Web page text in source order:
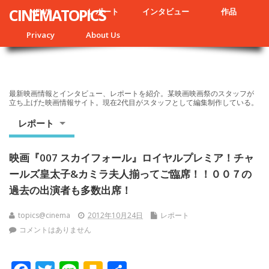
NEWS レポート インタビュー 作品
Privacy About Us
CINEMATOPICS
最新映画情報とインタビュー、レポートを紹介。某映画映画祭のスタッフが
立ち上げた映画情報サイト。現在2代目がスタッフとして編集制作している。
レポート
映画『007 スカイフォール』ロイヤルプレミア！チャ
ールズ皇太子&カミラ夫人揃ってご臨席！！００７の
過去の出演者も多数出席！
topics@cinema 2012年10月24日
レポート
コメントはありません